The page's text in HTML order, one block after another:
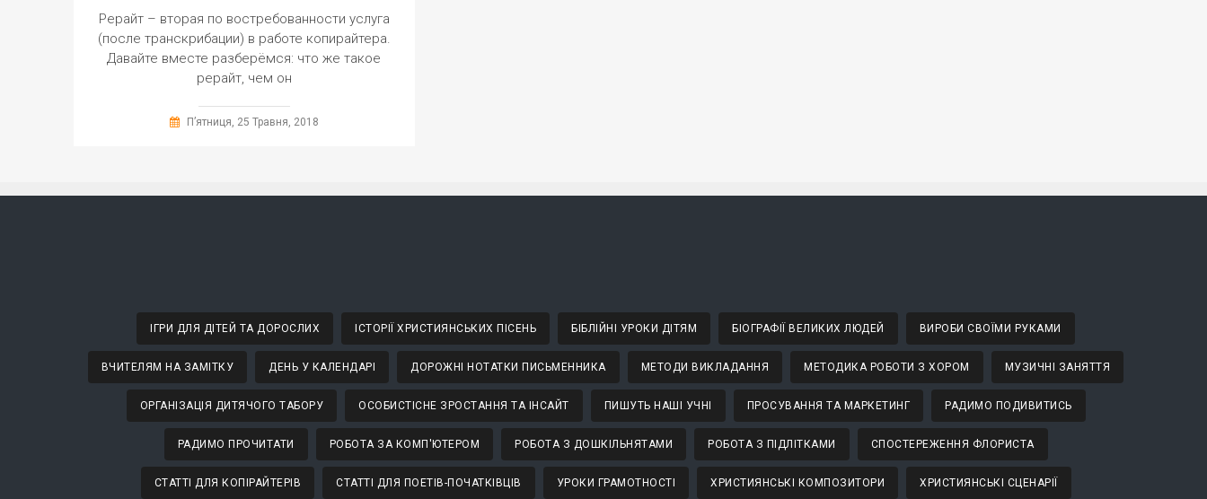
Рерайт – вторая по востребованности услуга
(после транскрибации) в работе копирайтера.
Давайте вместе разберёмся: что же такое
рерайт, чем он
П’ятниця, 25 Травня, 2018
ІГРИ ДЛЯ ДІТЕЙ ТА ДОРОСЛИХ ІСТОРІЇ ХРИСТИЯНСЬКИХ ПІСЕНЬ БІБЛІЙНІ УРОКИ ДІТЯМ БІОГРАФІЇ ВЕЛИКИХ ЛЮДЕЙ ВИРОБИ СВОЇМИ РУКАМИ
ВЧИТЕЛЯМ НА ЗАМІТКУ ДЕНЬ У КАЛЕНДАРІ ДОРОЖНІ НОТАТКИ ПИСЬМЕННИКА МЕТОДИ ВИКЛАДАННЯ МЕТОДИКА РОБОТИ З ХОРОМ МУЗИЧНІ ЗАНЯТТЯ
ОРГАНІЗАЦІЯ ДИТЯЧОГО ТАБОРУ ОСОБИСТІСНЕ ЗРОСТАННЯ ТА ІНСАЙТ ПИШУТЬ НАШІ УЧНІ ПРОСУВАННЯ ТА МАРКЕТИНГ РАДИМО ПОДИВИТИСЬ
РАДИМО ПРОЧИТАТИ РОБОТА ЗА КОМП'ЮТЕРОМ РОБОТА З ДОШКІЛЬНЯТАМИ РОБОТА З ПІДЛІТКАМИ СПОСТЕРЕЖЕННЯ ФЛОРИСТА
СТАТТІ ДЛЯ КОПІРАЙТЕРІВ СТАТТІ ДЛЯ ПОЕТІВ-ПОЧАТКІВЦІВ УРОКИ ГРАМОТНОСТІ ХРИСТИЯНСЬКІ КОМПОЗИТОРИ ХРИСТИЯНСЬКІ СЦЕНАРІЇ